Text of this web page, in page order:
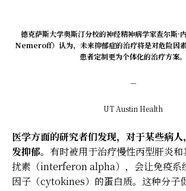
德克萨斯大学奥斯汀分校的神经精神病学家查尔斯
Nemeroff）认为，未来抑郁症的治疗将是对危险因
患者定制更为个体化的治疗方案。
—
UT Austin Health
医学方面的研究者们发现，对于某些病
发抑郁。 有时被用于治疗慢性丙型肝炎
扰素（interferon alpha），会让免疫系
因子（cytokines）的蛋白质。这种分子